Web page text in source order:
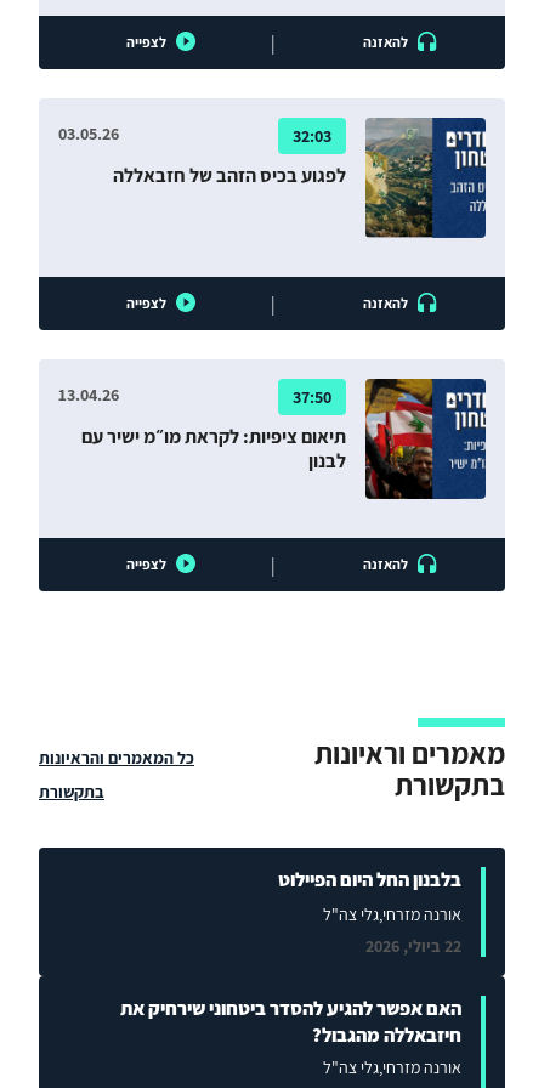
להאזנה | לצפייה
32:03
03.05.26
לפגוע בכיס הזהב של חזבאללה
להאזנה | לצפייה
37:50
13.04.26
תיאום ציפיות: לקראת מו״מ ישיר עם
לבנון
להאזנה | לצפייה
מאמרים וראיונות
בתקשורת
כל המאמרים והראיונות
בתקשורת
בלבנון החל היום הפיילוט
אורנה מזרחי,גלי צה"ל
22 ביולי, 2026
האם אפשר להגיע להסדר ביטחוני שירחיק את
חיזבאללה מהגבול?
אורנה מזרחי,גלי צה"ל